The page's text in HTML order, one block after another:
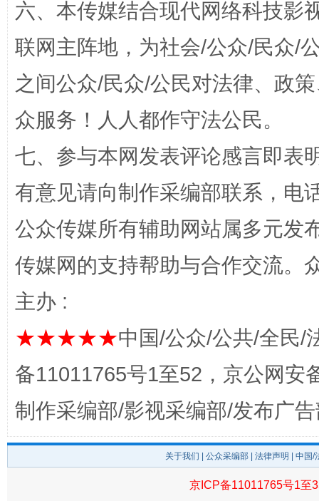
一颗心始终滚烫 还
完善运行机制助力责任有效落实
法徽映军营 权益有保障
六、本传媒结合现代网络科技影
联网主阵地，为社会/公众/民众/
之间公众/民众/公民对法律、政
众服务！人人都作守法公民。
七、参与本网发表评论感言即表
有意见请向制作采编部联系，电
公众传媒所有辅助网站属多元发
传媒网的支持帮助与合作交流。
主办 :
★★★★★中国/公众/公共/全民/
备11011765号1至52，京公网安
制作采编部/影视采编部/发布广
关于我们 公众采编部 法律声明 | 中国
京ICP备11011765号1至